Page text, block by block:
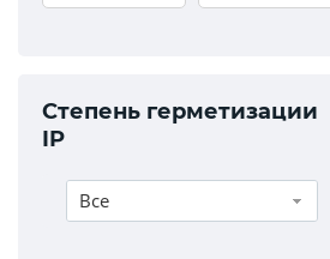
Степень герметизации
IP
Все